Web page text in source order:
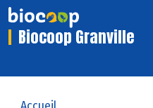
Biocoop Granville